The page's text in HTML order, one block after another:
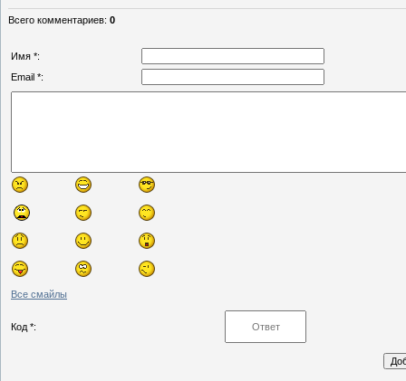
Всего комментариев: 0
Имя *:
Email *:
Все смайлы
Код *: